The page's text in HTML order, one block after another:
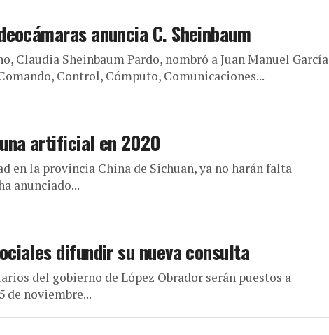
anuncia C. Sheinbaum
Claudia Sheinbaum Pardo, nombró a Juan Manuel García
Control, Cómputo, Comunicaciones...
artificial en 2020
en la provincia China de Sichuan, ya no harán falta
anunciado...
difundir su nueva consulta
del gobierno de López Obrador serán puestos a
de noviembre...